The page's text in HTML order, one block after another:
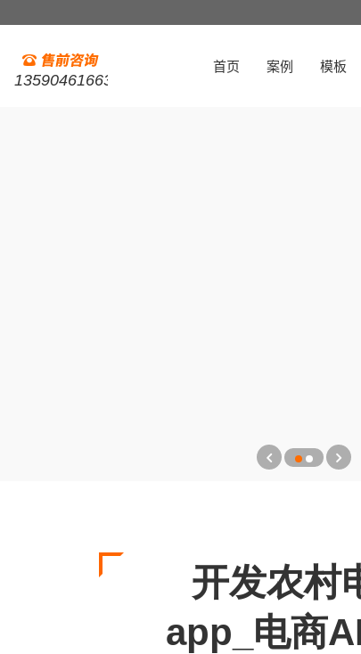
13590461663
首页 案例 模板
开发农村
app_电商